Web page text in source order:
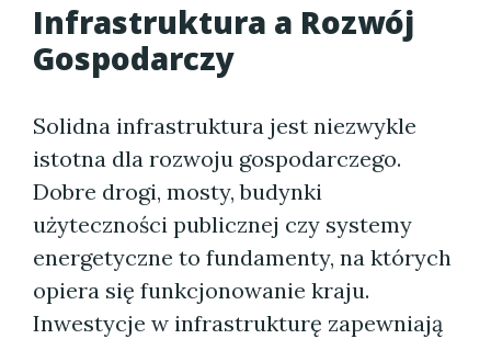
Infrastruktura a Rozwój
Gospodarczy
Solidna infrastruktura jest niezwykle
istotna dla rozwoju gospodarczego.
Dobre drogi, mosty, budynki
użyteczności publicznej czy systemy
energetyczne to fundamenty, na których
opiera się funkcjonowanie kraju.
Inwestycje w infrastrukturę zapewniają